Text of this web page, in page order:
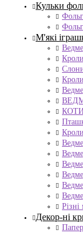
Кульки
М'які
Різні
Декор-ні